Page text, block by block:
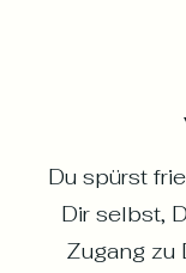
Du spürst
Dir selbst,
Zugang zu